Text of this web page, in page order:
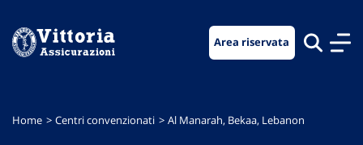
menu
contenuto
footer
Area riservata
Home Centri convenzionati Al Manarah, Bekaa, Lebanon